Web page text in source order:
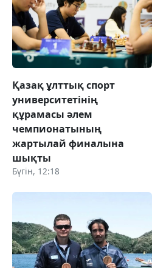
Қазақ ұлттық спорт
университетінің
құрамасы әлем
чемпионатының
жартылай финалына
шықты
Бүгін, 12:18